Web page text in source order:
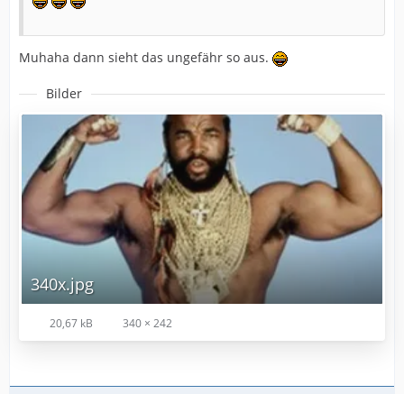
Muhaha dann sieht das ungefähr so aus.
Bilder
340x.jpg
20,67 kB 340 × 242